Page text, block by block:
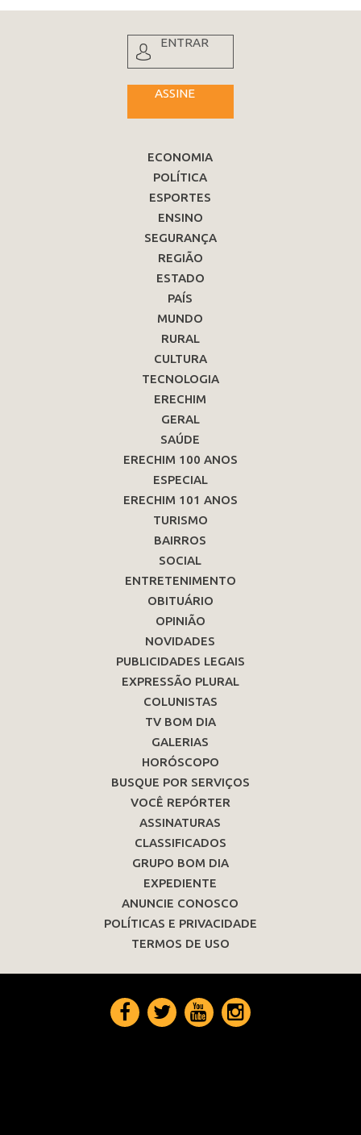
ENTRAR
ASSINE
ECONOMIA
POLÍTICA
ESPORTES
ENSINO
SEGURANÇA
REGIÃO
ESTADO
PAÍS
MUNDO
RURAL
CULTURA
TECNOLOGIA
ERECHIM
GERAL
SAÚDE
ERECHIM 100 ANOS
ESPECIAL
ERECHIM 101 ANOS
TURISMO
BAIRROS
SOCIAL
ENTRETENIMENTO
OBITUÁRIO
OPINIÃO
NOVIDADES
PUBLICIDADES LEGAIS
EXPRESSÃO PLURAL
COLUNISTAS
TV BOM DIA
GALERIAS
HORÓSCOPO
BUSQUE POR SERVIÇOS
VOCÊ REPÓRTER
ASSINATURAS
CLASSIFICADOS
GRUPO BOM DIA
EXPEDIENTE
ANUNCIE CONOSCO
POLÍTICAS E PRIVACIDADE
TERMOS DE USO